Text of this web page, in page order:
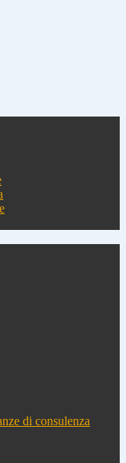
di consulenza